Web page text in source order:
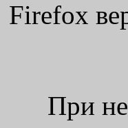
Firefox
При